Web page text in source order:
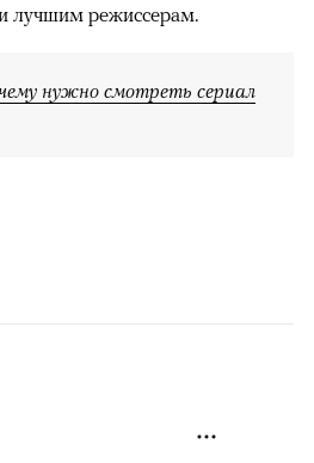
лучшим режиссерам.
нужно смотреть сериал